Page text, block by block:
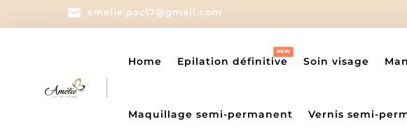
 amelie.paci7@gmail.com
Home Epilation définitive Soin visage
Maquillage semi-permanent Vernis semi-